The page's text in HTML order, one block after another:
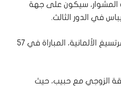
المشوار، سيكون على جهة
في الدور الثالث.
وحسم حسن، المولود في مرتسيغ الألمانية، المباراة في 57
الزوجي مع حبيب، حيث